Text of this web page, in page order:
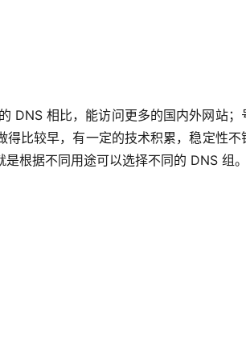
DNS 相比，能访问更多的国内外网站；
比较早，有一定的技术积累，稳定性不
根据不同用途可以选择不同的 DNS 组。